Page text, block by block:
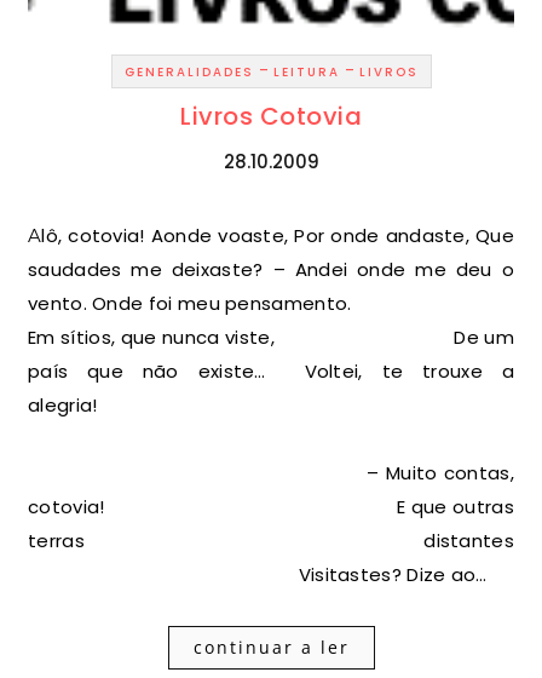
GENERALIDADES - LEITURA - LIVROS
Livros Cotovia
28.10.2009
Alô, cotovia! Aonde voaste, Por onde andaste, Que
saudades me deixaste? – Andei onde me deu o
vento. Onde foi meu pensamento.
Em sítios, que nunca viste, De um
país que não existe… Voltei, te trouxe a
alegria!
– Muito contas,
cotovia! E que outras
terras distantes
Visitastes? Dize ao…
continuar a ler